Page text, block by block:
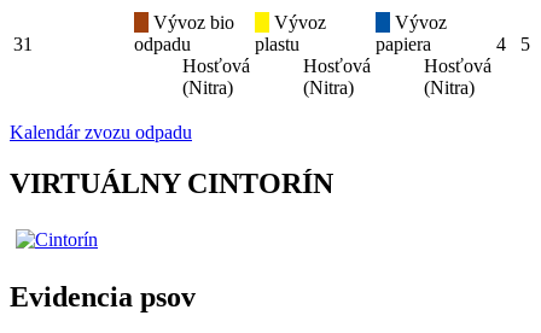
31
Vývoz bio
odpadu
Hosťová
(Nitra)
Vývoz
plastu
Hosťová
(Nitra)
Vývoz
papiera
Hosťová
(Nitra)
4 5
Kalendár zvozu odpadu
VIRTUÁLNY CINTORÍN
Evidencia psov